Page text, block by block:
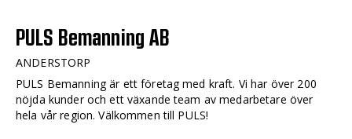
PULS Bemanning AB
ANDERSTORP
PULS Bemanning är ett företag med kraft. Vi har över 200
nöjda kunder och ett växande team av medarbetare över
hela vår region. Välkommen till PULS!